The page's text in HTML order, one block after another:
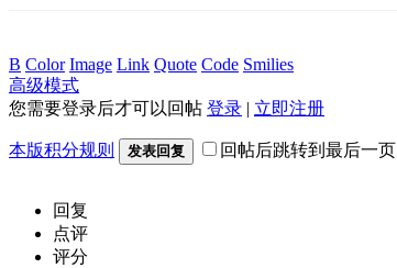
B Color Image Link Quote Code Smilies
高级模式
您需要登录后才可以回帖 登录 | 立即注册
本版积分规则 发表回复 回帖后跳转到最后一页
回复
点评
评分